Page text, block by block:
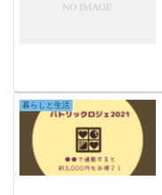
暮らしと生活